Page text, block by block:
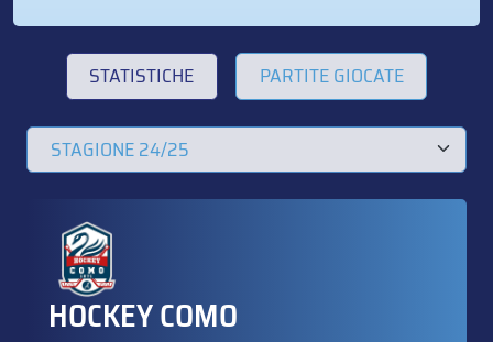
STATISTICHE PARTITE GIOCATE
HOCKEY COMO